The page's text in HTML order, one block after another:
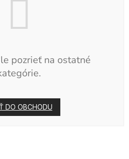
pozrieť na ostatné
DO OBCHODU